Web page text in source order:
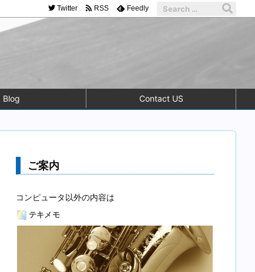
Blog Contact US
Twitter RSS Feedly
ご案内
コンピュータ以外の内容は